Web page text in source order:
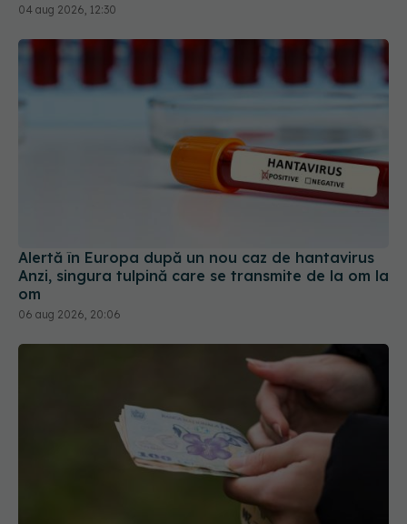
04 aug 2026, 12:30
Alertă în Europa după un nou caz de hantavirus
Anzi, singura tulpină care se transmite de la om la
om
06 aug 2026, 20:06